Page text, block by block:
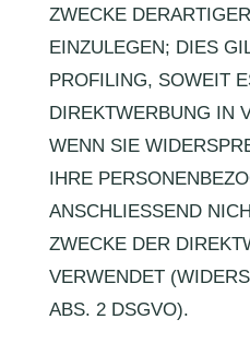
ZWECKE
EINZULEGEN; DIES
PROFILING, SOWEIT
DIREKTWERBUNG IN
WENN SIE
IHRE
ANSCHLIESSEND
ZWECKE DER
VERWENDET
ABS. 2 DSGVO).